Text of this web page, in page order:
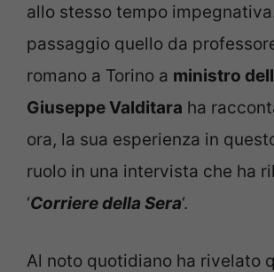
allo stesso tempo
passaggio quello da
romano a Torino a ministro
Giuseppe Valditara ha
ora, la sua esperienza in
ruolo in una intervista che ha
‘Corriere della Sera‘.
Al noto quotidiano ha rivelato